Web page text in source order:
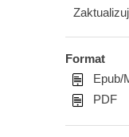
Format
Epub/
PDF